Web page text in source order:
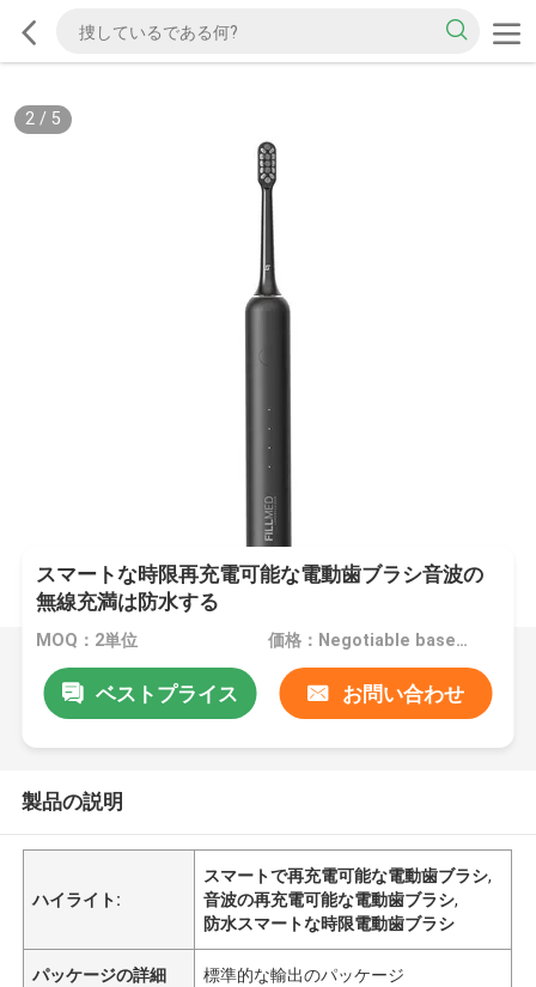
2/ 5
スマートな時限再充電可能な電動歯ブラシ音波の
無線充満は防水する
MOQ：2単位 価格：Negotiable based on order lot quantity
ベストプライス お問い合わせ
製品の説明
ハイライト:
スマートで再充電可能な電動歯ブラシ,
音波の再充電可能な電動歯ブラシ,
防水スマートな時限電動歯ブラシ
パッケージの詳細 標準的な輸出のパッケージ